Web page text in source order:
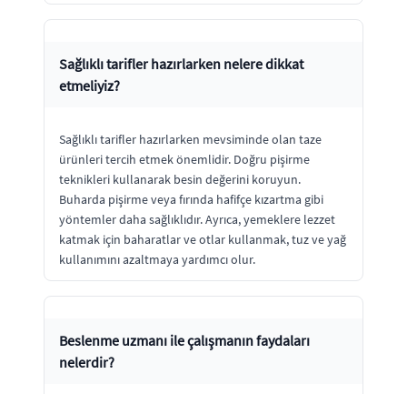
Sağlıklı tarifler hazırlarken nelere dikkat
etmeliyiz?
Sağlıklı tarifler hazırlarken mevsiminde olan taze
ürünleri tercih etmek önemlidir. Doğru pişirme
teknikleri kullanarak besin değerini koruyun.
Buharda pişirme veya fırında hafifçe kızartma gibi
yöntemler daha sağlıklıdır. Ayrıca, yemeklere lezzet
katmak için baharatlar ve otlar kullanmak, tuz ve yağ
kullanımını azaltmaya yardımcı olur.
Beslenme uzmanı ile çalışmanın faydaları
nelerdir?